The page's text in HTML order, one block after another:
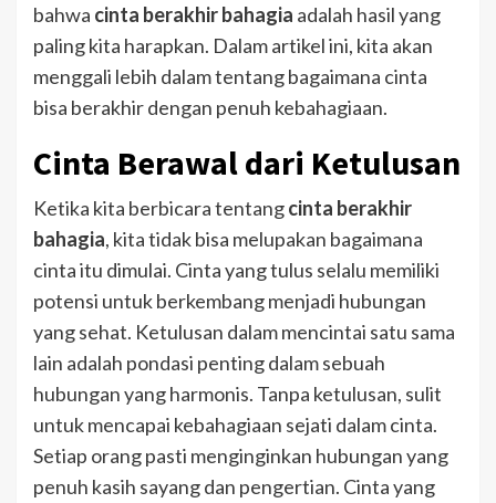
bahwa cinta berakhir bahagia adalah hasil yang
paling kita harapkan. Dalam artikel ini, kita akan
menggali lebih dalam tentang bagaimana cinta
bisa berakhir dengan penuh kebahagiaan.
Cinta Berawal dari Ketulusan
Ketika kita berbicara tentangcinta berakhir
bahagia, kita tidak bisa melupakan bagaimana
cinta itu dimulai. Cinta yang tulus selalu memiliki
potensi untuk berkembang menjadi hubungan
yang sehat. Ketulusan dalam mencintai satu sama
lain adalah pondasi penting dalam sebuah
hubungan yang harmonis. Tanpa ketulusan, sulit
untuk mencapai kebahagiaan sejati dalam cinta.
Setiap orang pasti menginginkan hubungan yang
penuh kasih sayang dan pengertian. Cinta yang